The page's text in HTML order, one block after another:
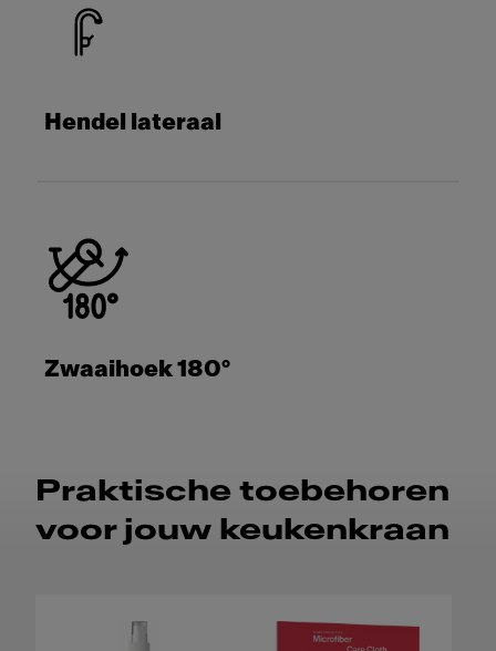
Hendel lateraal
Zwaaihoek 180°
Praktische toebehoren
voor jouw keukenkraan